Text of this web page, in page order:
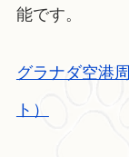
能です。
グラナダ空港
ト）